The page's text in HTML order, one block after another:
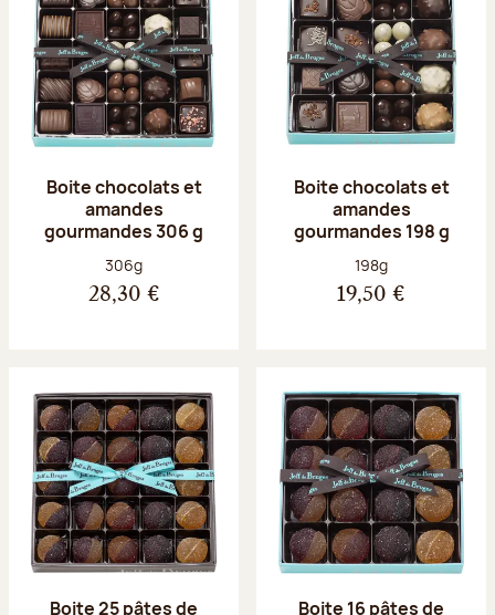
Boite chocolats et
amandes
gourmandes 306 g
Poids net :
306g
28,30 €
Boite chocolats et
amandes
gourmandes 198 g
Poids net :
198g
19,50 €
Boite 25 pâtes de Boite 16 pâtes de